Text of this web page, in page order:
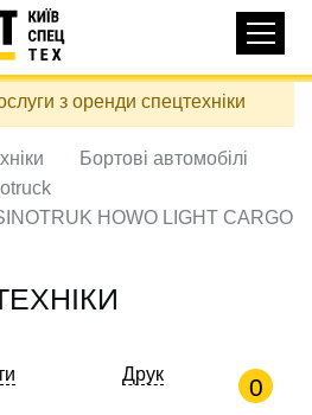
з оренди спецтехніки
Бортові автомобілі
HOWO LIGHT CARGO
Друк 0